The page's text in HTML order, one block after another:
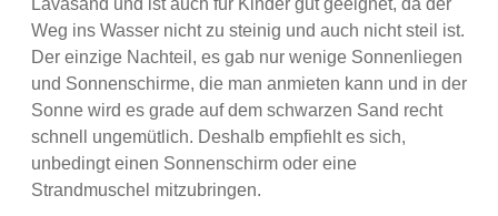
Lavasand und ist auch für Kinder gut geeignet, da der
Weg ins Wasser nicht zu steinig und auch nicht steil ist.
Der einzige Nachteil, es gab nur wenige Sonnenliegen
und Sonnenschirme, die man anmieten kann und in der
Sonne wird es grade auf dem schwarzen Sand recht
schnell ungemütlich. Deshalb empfiehlt es sich,
unbedingt einen Sonnenschirm oder eine
Strandmuschel mitzubringen.